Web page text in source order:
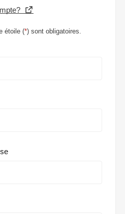
étoile (*) sont obligatoires.